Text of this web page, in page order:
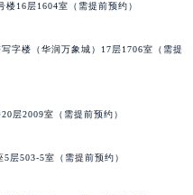
16层1604室（需提前预约）
字楼（华润万象城）17层1706室（需提
层2009室（需提前预约）
层503-5室（需提前预约）